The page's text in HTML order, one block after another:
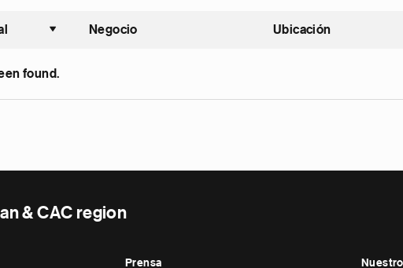
Ordenar ascendente
Negocio Ubicación
found.
& CAC region
Prensa